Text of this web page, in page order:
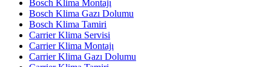
Bosch Klima Montajı
Bosch Klima Gazı Dolumu
Bosch Klima Tamiri
Carrier Klima Servisi
Carrier Klima Montajı
Carrier Klima Gazı Dolumu